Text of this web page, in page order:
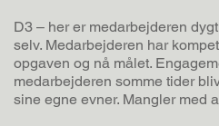
D3 – her er medarbejderen
selv. Medarbejderen har
opgaven og nå målet.
medarbejderen somme tider
sine egne evner. Mangler med